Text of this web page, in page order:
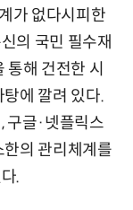
가 없다시피한
의 국민 필수재
해 건전한 시
에 깔려 있다.
구글·넷플릭스
의 관리체계를
.